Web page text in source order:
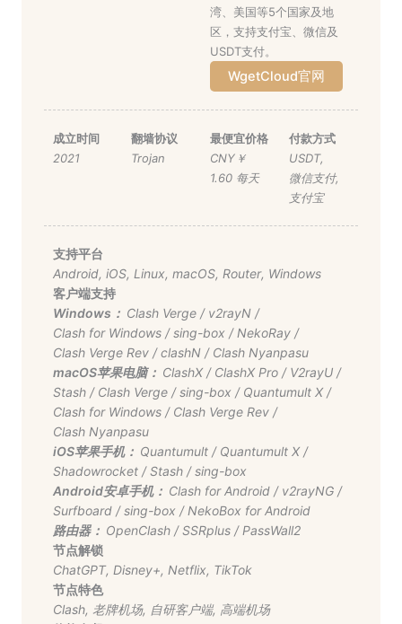
湾、美国等5个国家及地
区，支持支付宝、微信及
USDT支付。
WgetCloud官网
成立时间
2021
翻墙协议
Trojan
最便宜价格
CNY￥
1.60 每天
付款方式
USDT,
微信支付,
支付宝
支持平台
Android, iOS, Linux, macOS, Router, Windows
客户端支持
Windows： Clash Verge/ v2rayN/
Clash for Windows/sing-box/ NekoRay/
Clash Verge Rev/clashN/ Clash Nyanpasu
macOS苹果电脑： ClashX/ ClashX Pro/ V2rayU/
Stash/ Clash Verge/sing-box/ Quantumult X/
Clash for Windows/ Clash Verge Rev/
Clash Nyanpasu
iOS苹果手机： Quantumult/ Quantumult X/
Shadowrocket/Stash/sing-box
Android安卓手机： Clash for Android/ v2rayNG/
Surfboard/sing-box/ NekoBox for Android
路由器： OpenClash/SSRplus/ PassWall2
节点解锁
ChatGPT, Disney+, Netflix, TikTok
节点特色
Clash, 老牌机场, 自研客户端, 高端机场